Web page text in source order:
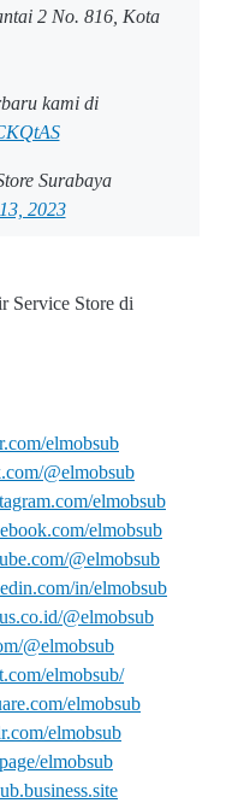
2 No. 816, Kota
kami di
Surabaya
2023
Service Store di
elmobsub
@elmobsub
elmobsub
elmobsub
@elmobsub
in/elmobsub
@elmobsub
@elmobsub
elmobsub/
elmobsub
elmobsub
elmobsub